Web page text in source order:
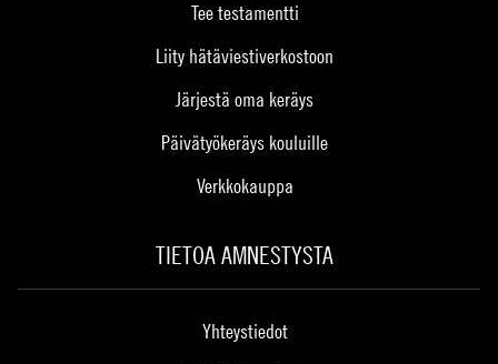
Tee testamentti
Liity hätäviestiverkostoon
Järjestä oma keräys
Päivätyökeräys kouluille
Verkkokauppa
TIETOA AMNESTYSTA
Yhteystiedot